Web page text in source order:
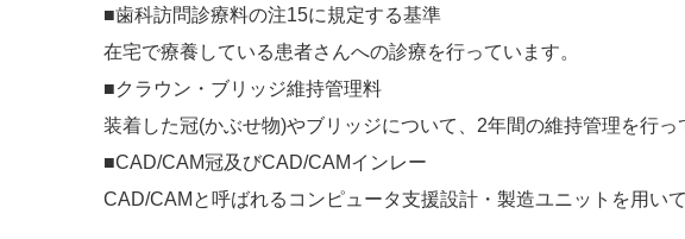
■歯科訪問診療料の注15に規定する基準
在宅で療養している患者さんへの診療を行っています。
■クラウン・ブリッジ維持管理料
装着した冠(かぶせ物)やブリッジについて、2年間の維持管理を行っ
■CAD/CAM冠及びCAD/CAMインレー
CAD/CAMと呼ばれるコンピュータ支援設計・製造ユニットを用い